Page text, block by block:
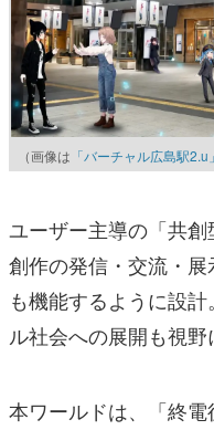
（画像は 「バーチャル広島駅
ユーザー主導の「共創
創作の発信・交流・
も機能するように設
ル社会への展開も視野
本ワールドは、「終